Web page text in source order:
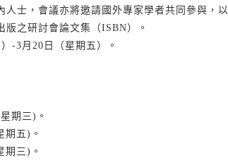
士，會議亦將邀請國外專家學者共同參與，
之研討會論文集（ISBN）。
-3月20日（星期五）。
期三)。
期五)。
期三)。